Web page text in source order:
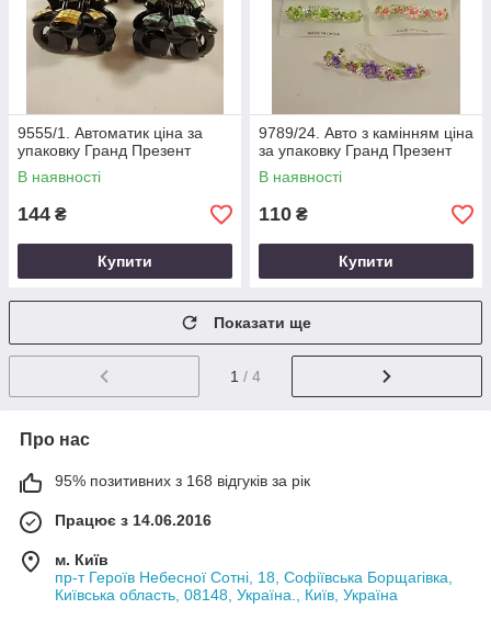
9555/1. Автоматик ціна за
упаковку Гранд Презент
В наявності
144 ₴
Купити
9789/24. Авто з камінням ціна
за упаковку Гранд Презент
В наявності
110 ₴
Купити
Показати ще
1 / 4
Про нас
95% позитивних з 168 відгуків за рік
Працює з 14.06.2016
м. Київ
пр-т Героїв Небесної Сотні, 18, Софіївська Борщагівка,
Київська область, 08148, Україна., Київ, Україна